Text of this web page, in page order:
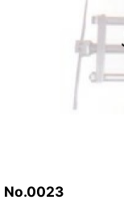
No.0023